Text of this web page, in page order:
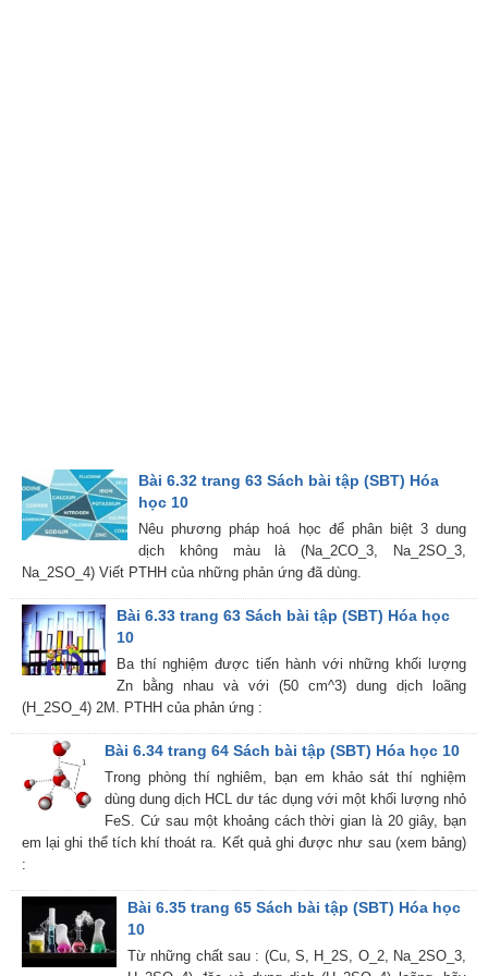
Bài 6.32 trang 63 Sách bài tập (SBT) Hóa
học 10
Nêu phương pháp hoá học để phân biệt 3 dung
dịch không màu là (Na_2CO_3, Na_2SO_3,
Na_2SO_4) Viết PTHH của những phản ứng đã dùng.
Bài 6.33 trang 63 Sách bài tập (SBT) Hóa học
10
Ba thí nghiệm được tiến hành với những khối lượng
Zn bằng nhau và với (50 cm^3) dung dịch loãng
(H_2SO_4) 2M. PTHH của phản ứng :
Bài 6.34 trang 64 Sách bài tập (SBT) Hóa học 10
Trong phòng thí nghiêm, bạn em khảo sát thí nghiệm
dùng dung dịch HCL dư tác dụng với một khối lượng nhỏ
FeS. Cứ sau một khoảng cách thời gian là 20 giây, bạn
em lại ghi thể tích khí thoát ra. Kết quả ghi được như sau (xem bảng)
:
Bài 6.35 trang 65 Sách bài tập (SBT) Hóa học
10
Từ những chất sau : (Cu, S, H_2S, O_2, Na_2SO_3,